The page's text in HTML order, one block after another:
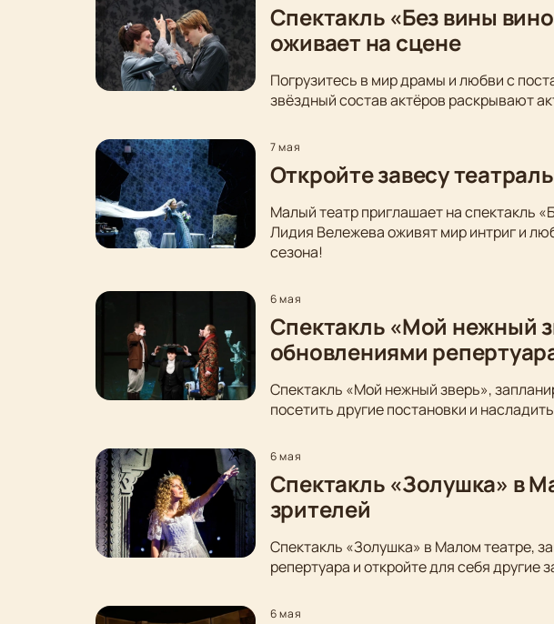
Спектакль «Без вины
оживает на сцене
Погрузитесь в мир драмы и любви с
звёздный состав актёров раскрывают
7 мая
Откройте завесу
Малый театр приглашает на спектакль
Лидия Вележева оживят мир интриг и
сезона!
6 мая
Спектакль «Мой нежный
обновлениями
Спектакль «Мой нежный зверь»,
посетить другие постановки и
6 мая
Спектакль «Золушка» в
зрителей
Спектакль «Золушка» в Малом театре,
репертуара и откройте для себя
6 мая